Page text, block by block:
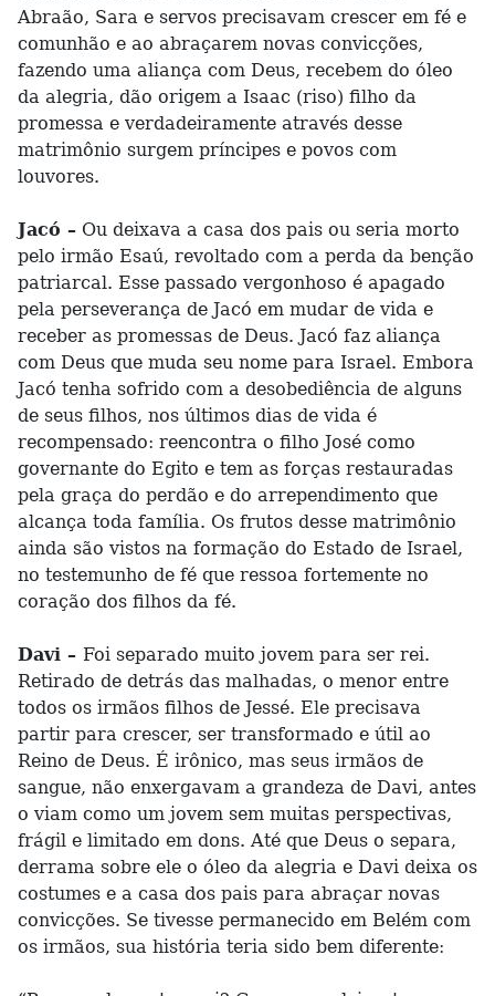
Abraão, Sara e servos precisavam crescer em fé e
comunhão e ao abraçarem novas convicções,
fazendo uma aliança com Deus, recebem do óleo
da alegria, dão origem a Isaac (riso) filho da
promessa e verdadeiramente através desse
matrimônio surgem príncipes e povos com
louvores.
Jacó – Ou deixava a casa dos pais ou seria morto
pelo irmão Esaú, revoltado com a perda da benção
patriarcal. Esse passado vergonhoso é apagado
pela perseverança de Jacó em mudar de vida e
receber as promessas de Deus. Jacó faz aliança
com Deus que muda seu nome para Israel. Embora
Jacó tenha sofrido com a desobediência de alguns
de seus filhos, nos últimos dias de vida é
recompensado: reencontra o filho José como
governante do Egito e tem as forças restauradas
pela graça do perdão e do arrependimento que
alcança toda família. Os frutos desse matrimônio
ainda são vistos na formação do Estado de Israel,
no testemunho de fé que ressoa fortemente no
coração dos filhos da fé.
Davi – Foi separado muito jovem para ser rei.
Retirado de detrás das malhadas, o menor entre
todos os irmãos filhos de Jessé. Ele precisava
partir para crescer, ser transformado e útil ao
Reino de Deus. É irônico, mas seus irmãos de
sangue, não enxergavam a grandeza de Davi, antes
o viam como um jovem sem muitas perspectivas,
frágil e limitado em dons. Até que Deus o separa,
derrama sobre ele o óleo da alegria e Davi deixa os
costumes e a casa dos pais para abraçar novas
convicções. Se tivesse permanecido em Belém com
os irmãos, sua história teria sido bem diferente: